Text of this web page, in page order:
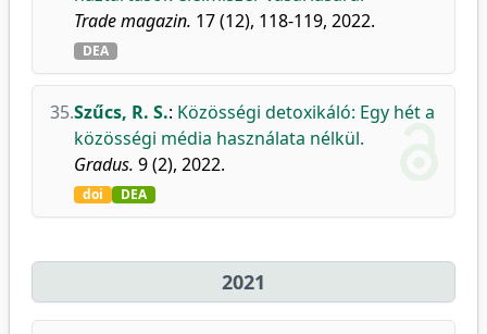
Trade magazin. 17 (12), 118-119, 2022.
DEA
35.Szűcs, R. S.: Közösségi detoxikáló: Egy hét a
közösségi média használata nélkül.
Gradus. 9 (2), 2022.
doi DEA
2021